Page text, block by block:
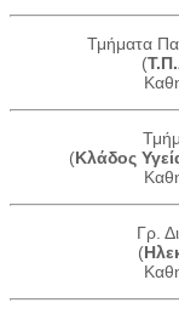
Τμήματα
(
(Κλάδος
Γρ.
(